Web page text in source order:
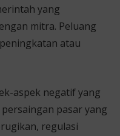
yang
mitra. Peluang
atau
aspek negatif yang
pasar yang
regulasi